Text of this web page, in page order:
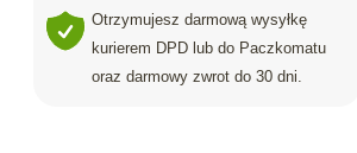
Otrzymujesz darmową wysyłkę
kurierem DPD lub do Paczkomatu
oraz darmowy zwrot do 30 dni.